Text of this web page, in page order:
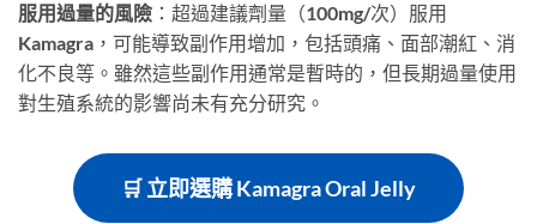
服用過量的風險 ：超過建議劑量（100mg/次）服用
Kamagra，可能導致副作用增加，包括頭痛、面部潮紅、消
化不良等。雖然這些副作用通常是暫時的，但長期過量使用
對生殖系統的影響尚未有充分研究。
🛒 立即選購 Kamagra Oral Jelly